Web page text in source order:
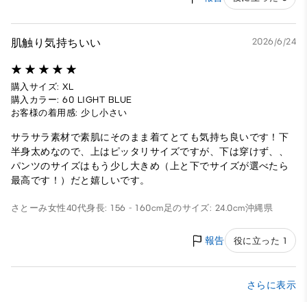
肌触り気持ちいい 2026/6/24
購入サイズ: XL
購入カラー: 60 LIGHT BLUE
お客様の着用感: 少し小さい
サラサラ素材で素肌にそのまま着てとても気持ち良いです！下
半身太めなので、上はピッタリサイズですが、下は穿けず、、
パンツのサイズはもう少し大きめ（上と下でサイズが選べたら
最高です！）だと嬉しいです。
さとーみ女性40代身長: 156 - 160cm足のサイズ: 24.0cm沖縄県
報告 役に立った 1
さらに表示